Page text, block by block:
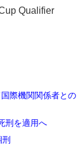
Qualifier
際機関関係者との
刑を適用へ